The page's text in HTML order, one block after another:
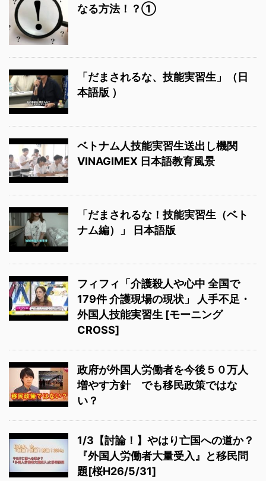
なる方法！？①
「だまされるな、技能実習生」（日
本語版 ）
ベトナム人技能実習生送出し機関
VINAGIMEX 日本語教育風景
「だまされるな！技能実習生（ベト
ナム編）」 日本語版
フィフィ「介護殺人や心中 全国で
179件 介護現場の現状」 人手不足・
外国人技能実習生 [モーニング
CROSS]
政府が外国人労働者を今後５０万人
増やす方針 でも移民政策ではな
い？
1/3【討論！】やはり亡国への道か？
『外国人労働者大量受入』と移民問
題[桜H26/5/31]